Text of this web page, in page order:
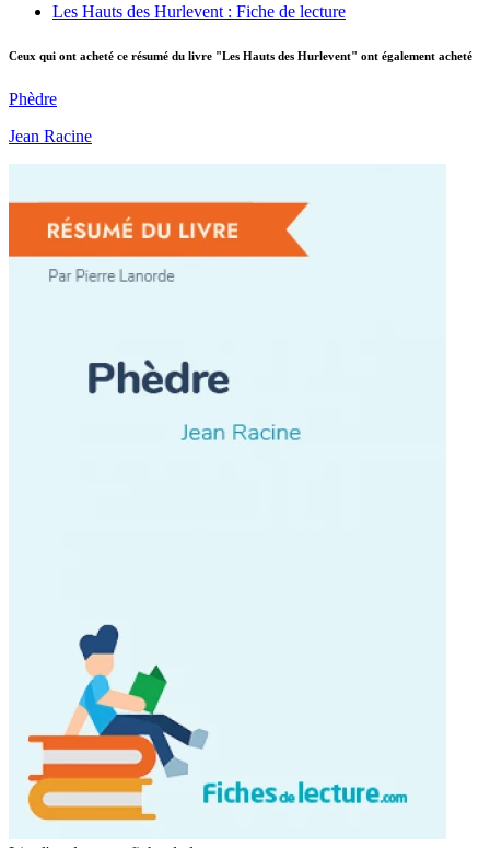
Les Hauts des Hurlevent : Fiche de lecture
Ceux qui ont acheté ce résumé du livre "Les Hauts des Hurlevent" ont également acheté
Phèdre
Jean Racine